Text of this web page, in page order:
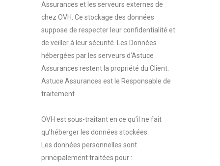
Assurances et les serveurs externes de
chez OVH. Ce stockage des données
suppose de respecter leur confidentialité et
de veiller à leur sécurité. Les Données
hébergées par les serveurs d’Astuce
Assurances restent la propriété du Client.
Astuce Assurances est le Responsable de
traitement.
OVH est sous-traitant en ce qu’il ne fait
qu’héberger les données stockées.
Les données personnelles sont
principalement traitées pour :